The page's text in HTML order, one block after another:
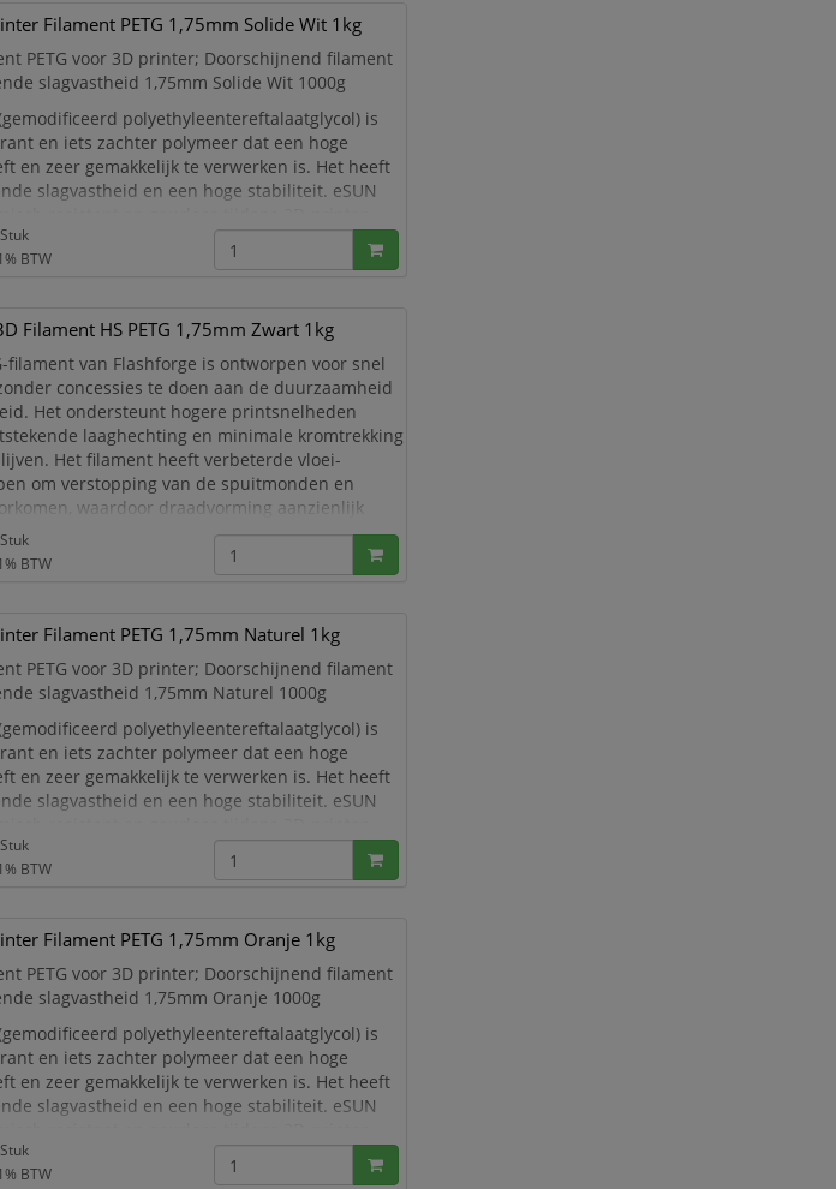
Filament PETG 1,75mm Solide Wit 1kg
PETG voor 3D printer; Doorschijnend filament
slagvastheid 1,75mm Solide Wit 1000g
(gemodificeerd polyethyleentereftalaatglycol) is
en iets zachter polymeer dat een hoge
en zeer gemakkelijk te verwerken is. Het heeft
slagvastheid en een hoge stabiliteit. eSUN
met eSUN PETG hebben e
Stuk
BTW
Filament HS PETG 1,75mm Zwart 1kg
filament van Flashforge is ontworpen voor snel
concessies te doen aan de duurzaamheid
Het ondersteunt hogere printsnelheden
laaghechting en minimale kromtrekking
Het filament heeft verbeterde vloei-
om verstopping van de spuitmonden en
waardoor draadvorming aanzienlijk
en een gladde oppervlakteafwerking ontsta
Stuk
BTW
Filament PETG 1,75mm Naturel 1kg
PETG voor 3D printer; Doorschijnend filament
slagvastheid 1,75mm Naturel 1000g
(gemodificeerd polyethyleentereftalaatglycol) is
en iets zachter polymeer dat een hoge
en zeer gemakkelijk te verwerken is. Het heeft
slagvastheid en een hoge stabiliteit. eSUN
met eSUN PETG hebben een
Stuk
BTW
Filament PETG 1,75mm Oranje 1kg
PETG voor 3D printer; Doorschijnend filament
slagvastheid 1,75mm Oranje 1000g
(gemodificeerd polyethyleentereftalaatglycol) is
en iets zachter polymeer dat een hoge
en zeer gemakkelijk te verwerken is. Het heeft
slagvastheid en een hoge stabiliteit. eSUN
met eSUN PETG hebben een d
Stuk
BTW